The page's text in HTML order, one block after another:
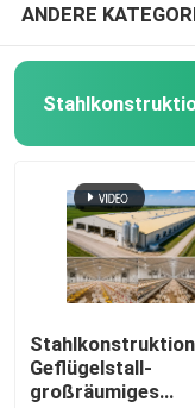
ANDERE
Geflügelstall-
großräumiges